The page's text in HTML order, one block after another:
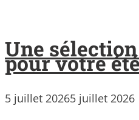
Une sélection
pour votre
5 juillet 20265 juillet 2026